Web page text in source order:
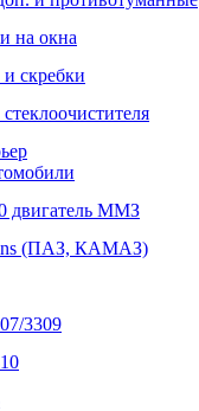
на окна
скребки
двигатель ММЗ
(ПАЗ, КАМАЗ)
3309